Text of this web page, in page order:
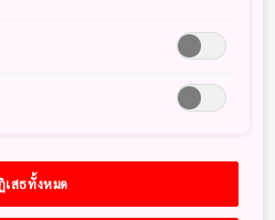
วามเจริญและเทคโนโลยีใหม่ใน
งเช่นทุกวันนี้
เสธทั้งหมด